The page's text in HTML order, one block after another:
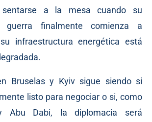
a la mesa cuando su
guerra finalmente comienza a
infraestructura energética está
Bruselas y Kyiv sigue siendo si
listo para negociar o si, como
Abu Dabi, la diplomacia será